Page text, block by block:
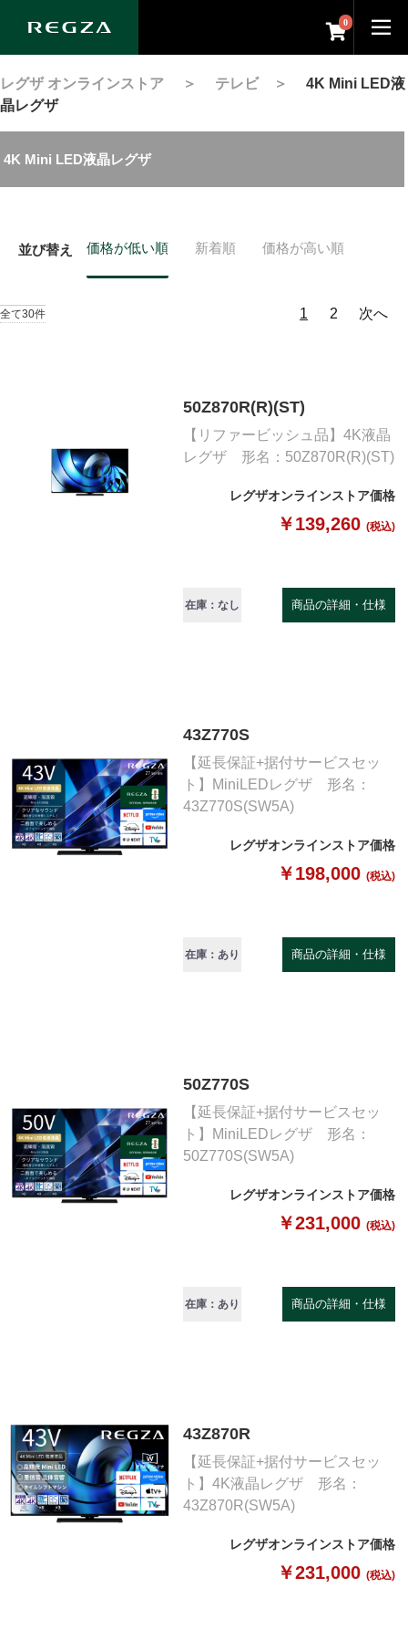
0
レグザ オンラインストア ＞ テレビ＞ 4K Mini LED液
晶レグザ
4K Mini LED液晶レグザ
並び替え 価格が低い順 新着順 価格が高い順
全て30件 1 2 次へ
50Z870R(R)(ST)
【リファービッシュ品】4K液晶
レグザ 形名：50Z870R(R)(ST)
レグザオンラインストア価格
￥139,260 (税込)
在庫：なし 商品の詳細・仕様
43Z770S
【延長保証+据付サービスセッ
ト】MiniLEDレグザ 形名：
43Z770S(SW5A)
レグザオンラインストア価格
￥198,000 (税込)
在庫：あり 商品の詳細・仕様
50Z770S
【延長保証+据付サービスセッ
ト】MiniLEDレグザ 形名：
50Z770S(SW5A)
レグザオンラインストア価格
￥231,000 (税込)
在庫：あり 商品の詳細・仕様
43Z870R
【延長保証+据付サービスセッ
ト】4K液晶レグザ 形名：
43Z870R(SW5A)
レグザオンラインストア価格
￥231,000 (税込)